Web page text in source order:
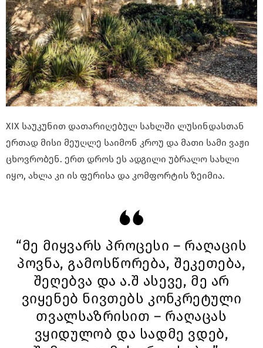
XIX საუკუნით დათარიღებულ სახლში ლუსინდასთან
ერთად მისი მეუღლე საიმონ კროუ და მათი სამი ვაჟი
ცხოვრობენ. ერთ დროს ეს ადგილი უბრალო სახლი
იყო, ახლა კი ის ფერისა და კომფორტის ზეიმია.
“მე მიყვარს პროცესი – რაღაცის
პოვნა, გამოსწორება, შეკეთება,
შეღებვა და ა.შ ასევე, მე არ
ვიყენებ ნივთებს კონკრეტული
თვალსაზრისით – რაღაცას
ვყიდულობ და სადმე ვდებ,